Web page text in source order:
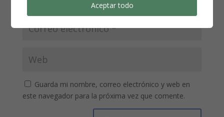
Guarda mi nombre, correo electrónico y web en
este navegador para la próxima vez que comente.
Aceptar todo